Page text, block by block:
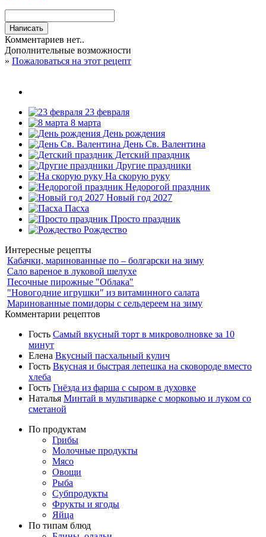
Комментариев нет..
Дополнительные возможности
» Пожаловаться на этот рецепт
23 февраля
8 марта
День рождения
День Св. Валентина
Детский праздник
Другие праздники
На скорую руку
Недорогой праздник
Новый год 2027
Пасха
Просто праздник
Рождество
Интересные рецепты
Кабачки, маринованные по – болгарски на зиму
Сало вареное в луковой шелухе
Песочные пирожные "Облака"
"Новогодние игрушки" из витаминного салата
Маринованные помидоры с сельдереем на зиму
Комментарии рецептов
Гость Самый вкусный торт в микроволновке за 10
минут
Елена Вкусный пасхальный кулич
Гость Вкусная и быстрая лепешка на сковороде вместо
хлеба
Гость Гнёзда из фарша с сыром в духовке
Наталья Минтай в мультиварке с морковью и луком со
сметаной
По продуктам
Грибы
Молочные продукты
Мясо
Овощи
Рыба
Субпродукты
Фрукты и ягоды
Яйца
По типам блюд